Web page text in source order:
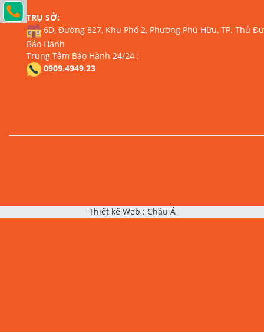
TRỤ SỞ:
6D, Đường 827, Khu Phố 2, Phường Phú Hữu, TP. Thủ
Bảo Hành
Trung Tâm Bảo Hành 24/24 :
0909.4949.23
Thiết kế Web : Châu Á